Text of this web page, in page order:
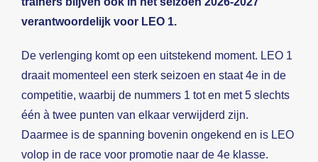
verantwoordelijk voor LEO 1.
De verlenging komt op een uitstekend moment. LEO 1
draait momenteel een sterk seizoen en staat 4e in de
competitie, waarbij de nummers 1 tot en met 5 slechts
één à twee punten van elkaar verwijderd zijn.
Daarmee is de spanning bovenin ongekend en is LEO
volop in de race voor promotie naar de 4e klasse.